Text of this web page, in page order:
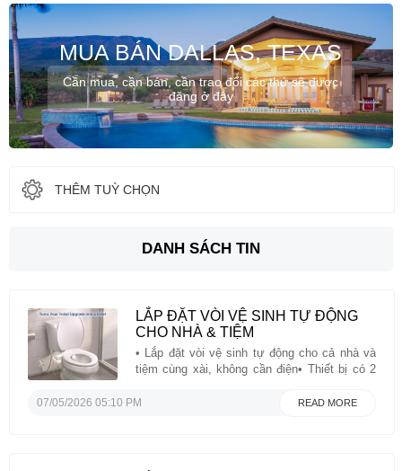
MUA BÁN DALLAS, TEXAS
Cần mua, cần bán, cần trao đổi các thứ sẽ được
đăng ở đây
THÊM TUỲ CHỌN
DANH SÁCH TIN
LẮP ĐẶT VÒI VỆ SINH TỰ ĐỘNG
CHO NHÀ & TIỆM
• Lắp đặt vòi vệ sinh tự động cho cả nhà và
tiệm cùng xài, không cần điện• Thiết bị có 2
dùng sau khi đi cầu• Sạch sẽ, tiện nghi và
07/05/2026 05:10 PM READ MORE